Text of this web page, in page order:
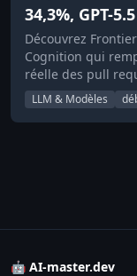
34,3%, GPT-
Découvrez
Cognition qui
réelle des pull
LLM & Modèles
🤖 AI-master.dev